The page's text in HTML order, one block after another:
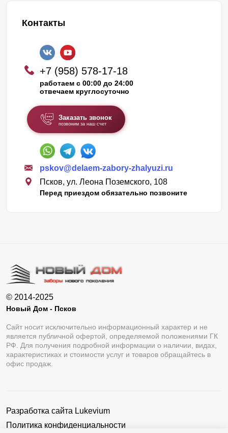
Контакты
+7 (958) 578-17-18
работаем с 00:00 до 24:00
отвечаем круглосуточно
Заказать звонок
позвоним за наш счет
pskov@delaem-zabory-zhalyuzi.ru
Псков, ул. Леона Поземского, 108
Перед приездом обязательно позвоните
© 2014-2025
Новый Дом - Псков
Сайт носит исключительно информационный характер и не
является публичной офертой, определяемой положениями ГК
РФ. Для получения подробной информации о наличии, видах,
характеристиках и стоимости услуг и товаров обращайтесь в
офис продаж.
Разработка сайта Lukevium
Политика конфиденциальности